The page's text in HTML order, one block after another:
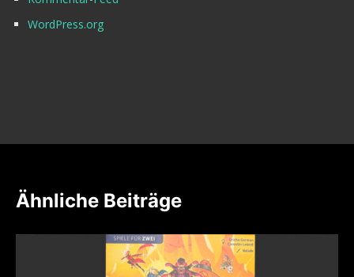
WordPress.org
Ähnliche Beiträge